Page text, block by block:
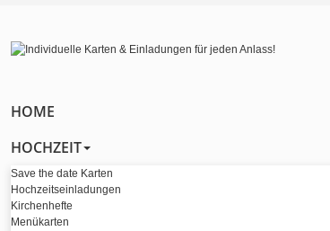
HOME
HOCHZEIT
Save the date Karten
Hochzeitseinladungen
Kirchenhefte
Menükarten